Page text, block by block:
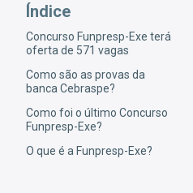
Índice
Concurso Funpresp-Exe terá
oferta de 571 vagas
Como são as provas da
banca Cebraspe?
Como foi o último Concurso
Funpresp-Exe?
O que é a Funpresp-Exe?